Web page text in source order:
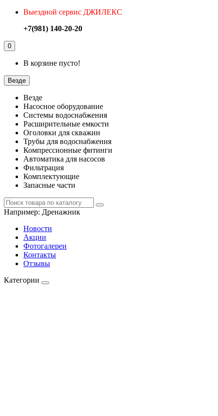
Выездной сервис ДЖИЛЕКС
+7(981) 140-20-20
0
В корзине пусто!
Везде
Везде
Насосное оборудование
Системы водоснабжения
Расширительные емкости
Оголовки для скважин
Трубы для водоснабжения
Компрессионные фитинги
Автоматика для насосов
Фильтрация
Комплектующие
Запасные части
Например: Дренажник
Новости
Акции
Фотогалереи
Контакты
Отзывы
Категории